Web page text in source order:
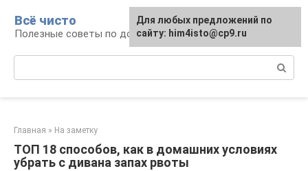
контенту
Всё чисто
Полезные советы по домоводству
Главная » На заметку
ТОП 18 способов, как в домашних условиях
убрать с дивана запах рвоты
Для любых предложений по
сайту: him4isto@cp9.ru